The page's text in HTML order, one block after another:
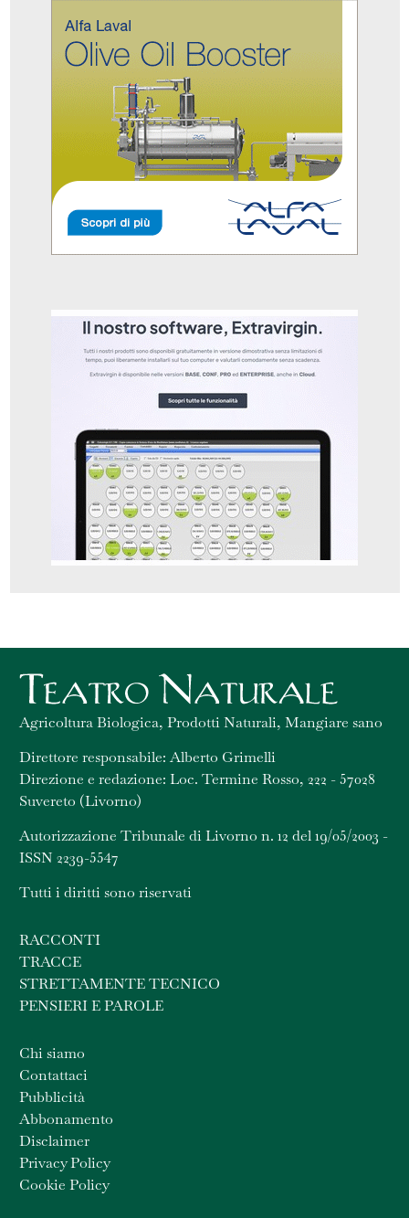
Agricoltura Biologica, Prodotti Naturali, Mangiare sano
Direttore responsabile: Alberto Grimelli
Direzione e redazione: Loc. Termine Rosso, 222 - 57028
Suvereto (Livorno)
Autorizzazione Tribunale di Livorno n. 12 del 19/05/2003 -
ISSN 2239-5547
Tutti i diritti sono riservati
RACCONTI
TRACCE
STRETTAMENTE TECNICO
PENSIERI E PAROLE
Chi siamo
Contattaci
Pubblicità
Abbonamento
Disclaimer
Privacy Policy
Cookie Policy